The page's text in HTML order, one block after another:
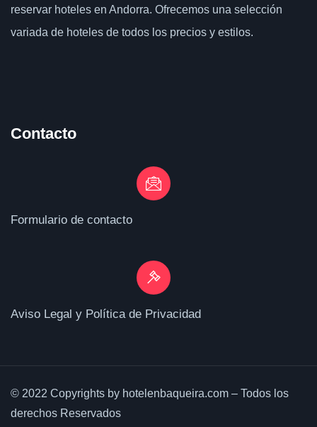
reservar hoteles en Andorra. Ofrecemos una selección
variada de hoteles de todos los precios y estilos.
Contacto
Formulario de contacto
Aviso Legal y Política de Privacidad
© 2022 Copyrights by hotelenbaqueira.com – Todos los
derechos Reservados